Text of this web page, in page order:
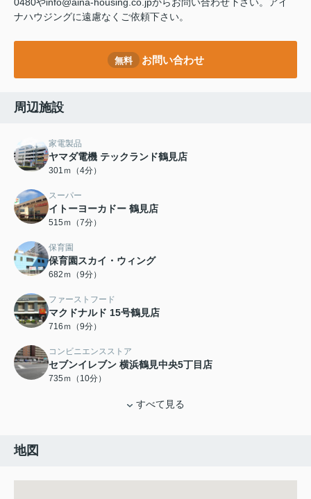
0480やinfo@aina-housing.co.jpからお問い合わせ下さい。アイ
ナハウジングに遠慮なくご依頼下さい。
無料 お問い合わせ
周辺施設
家電製品
ヤマダ電機 テックランド鶴見店
301ｍ（4分）
スーパー
イトーヨーカドー 鶴見店
515ｍ（7分）
保育園
保育園スカイ・ウィング
682ｍ（9分）
ファーストフード
マクドナルド 15号鶴見店
716ｍ（9分）
コンビニエンスストア
セブンイレブン 横浜鶴見中央5丁目店
735ｍ（10分）
すべて見る
地図